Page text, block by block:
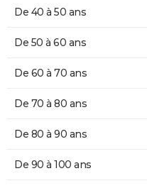
De 40 à 50 ans
De 50 à 60 ans
De 60 à 70 ans
De 70 à 80 ans
De 80 à 90 ans
De 90 à 100 ans